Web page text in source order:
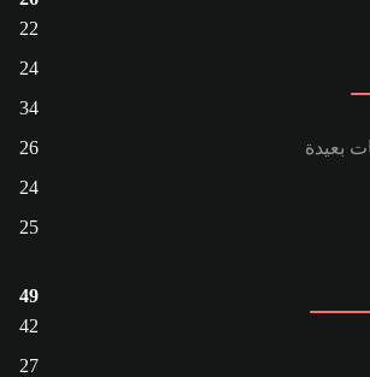
22
24
34
بعيدة
26
24
25
49
42
27